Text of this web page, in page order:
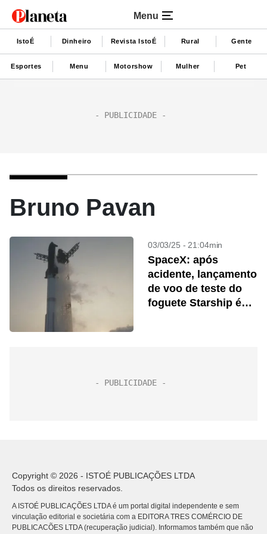
Menu
IstoÉ Dinheiro Revista IstoÉ Rural Gente
Esportes Menu Motorshow Mulher Pet
Bruno Pavan
03/03/25 - 21:04min
SpaceX: após
acidente, lançamento
de voo de teste do
foguete Starship é
Copyright © 2026 - ISTOÉ PUBLICAÇÕES LTDA
Todos os direitos reservados.
A ISTOÉ PUBLICAÇÕES LTDA é um portal digital independente e sem
vinculação editorial e societária com a EDITORA TRES COMÉRCIO DE
PUBLICACÕES LTDA (recuperação judicial). Informamos também que não